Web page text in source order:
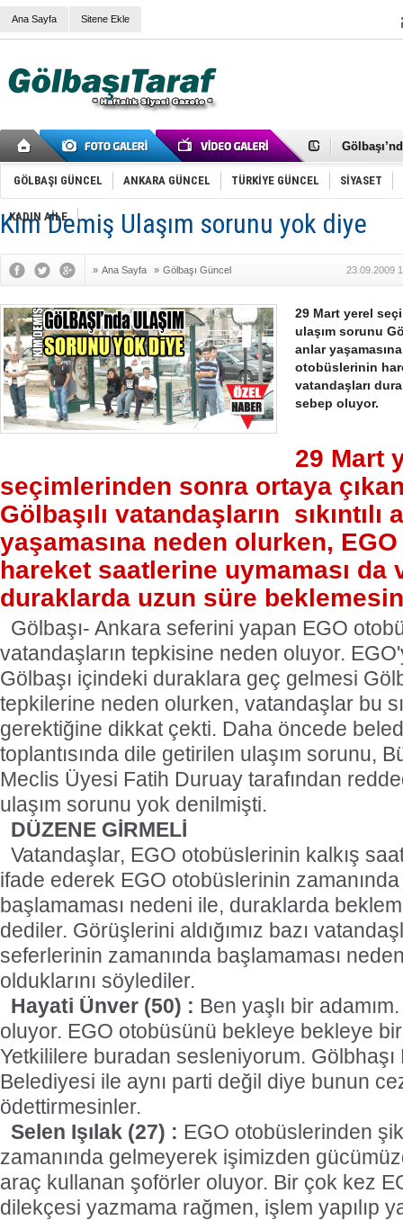
Ana Sayfa Sitene Ekle
Cemal
Samet
FAİZ
SÖZ
Mikail
Gölbaşı
GÖLBAŞI GÜNCEL ANKARA GÜNCEL TÜRKİYE GÜNCEL SİYASET
KADIN AİLE
Kim Demiş Ulaşım sorunu yok diye
» Ana Sayfa » Gölbaşı Güncel 23.09.2009
29 Mart yerel
ulaşım sorunu
anlar
otobüslerinin
vatandaşları
sebep oluyor.
29 Mart
seçimlerinden sonra ortaya
Gölbaşılı vatandaşların sıkıntılı
yaşamasına neden olurken,
hareket saatlerine uymaması da
duraklarda uzun süre
Gölbaşı- Ankara seferini yapan EGO
vatandaşların tepkisine neden oluyor.
Gölbaşı içindeki duraklara geç gelmesi
tepkilerine neden olurken, vatandaşlar bu
gerektiğine dikkat çekti. Daha öncede
toplantısında dile getirilen ulaşım sorunu,
Meclis Üyesi Fatih Duruay tarafından
ulaşım sorunu yok denilmişti.
DÜZENE GİRMELİ
Vatandaşlar, EGO otobüslerinin kalkış
ifade ederek EGO otobüslerinin
başlamaması nedeni ile, duraklarda
dediler. Görüşlerini aldığımız bazı
seferlerinin zamanında başlamaması
olduklarını söylediler.
Hayati Ünver (50) : Ben yaşlı bir
oluyor. EGO otobüsünü bekleye bekleye
Yetkililere buradan sesleniyorum.
Belediyesi ile aynı parti değil diye bunun
ödettirmesinler.
Selen Işılak (27) : EGO otobüslerinden
zamanında gelmeyerek işimizden
araç kullanan şoförler oluyor. Bir çok kez
dilekçesi yazmama rağmen, işlem yapılıp